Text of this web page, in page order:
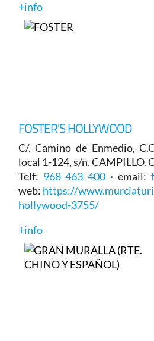
+info
FOSTER'S HOLLYWOOD
C/. Camino de Enmedio,
local 1-124, s/n. CAMPILLO.
Telf: 968 463 400 · email:
web: https://
hollywood-3755/
+info